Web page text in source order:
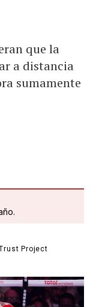
que la
a distancia
sumamente